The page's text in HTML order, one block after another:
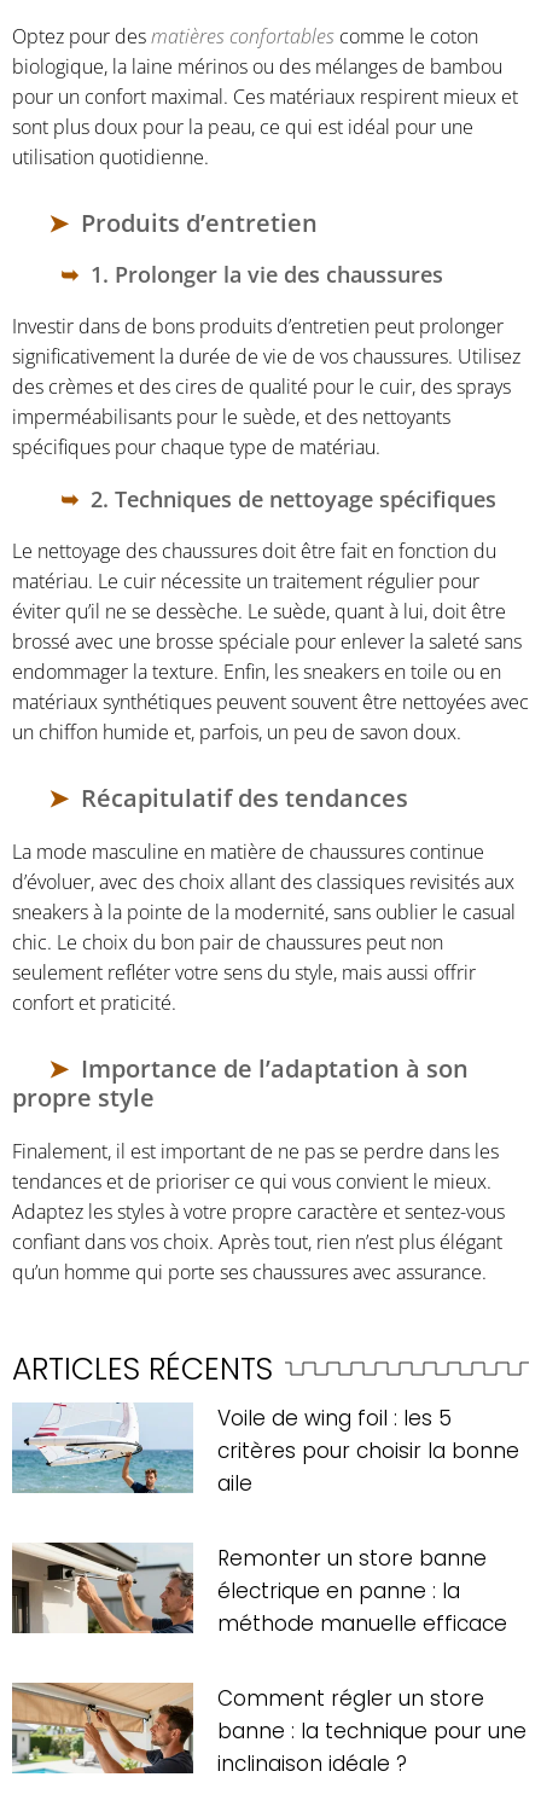
Optez pour desmatières confortables comme le coton
biologique, la laine mérinos ou des mélanges de bambou
pour un confort maximal. Ces matériaux respirent mieux et
sont plus doux pour la peau, ce qui est idéal pour une
utilisation quotidienne.
Produits d’entretien
1. Prolonger la vie des chaussures
Investir dans de bons produits d’entretien peut prolonger
significativement la durée de vie de vos chaussures. Utilisez
des crèmes et des cires de qualité pour le cuir, des sprays
imperméabilisants pour le suède, et des nettoyants
spécifiques pour chaque type de matériau.
2. Techniques de nettoyage spécifiques
Le nettoyage des chaussures doit être fait en fonction du
matériau. Le cuir nécessite un traitement régulier pour
éviter qu’il ne se dessèche. Le suède, quant à lui, doit être
brossé avec une brosse spéciale pour enlever la saleté sans
endommager la texture. Enfin, les sneakers en toile ou en
matériaux synthétiques peuvent souvent être nettoyées avec
un chiffon humide et, parfois, un peu de savon doux.
Récapitulatif des tendances
La mode masculine en matière de chaussures continue
d’évoluer, avec des choix allant des classiques revisités aux
sneakers à la pointe de la modernité, sans oublier le casual
chic. Le choix du bon pair de chaussures peut non
seulement refléter votre sens du style, mais aussi offrir
confort et praticité.
Importance de l’adaptation à son
propre style
Finalement, il est important de ne pas se perdre dans les
tendances et de prioriser ce qui vous convient le mieux.
Adaptez les styles à votre propre caractère et sentez-vous
confiant dans vos choix. Après tout, rien n’est plus élégant
qu’un homme qui porte ses chaussures avec assurance.
ARTICLES RÉCENTS
Voile de wing foil : les 5
critères pour choisir la bonne
aile
Remonter un store banne
électrique en panne : la
méthode manuelle efficace
Comment régler un store
banne : la technique pour une
inclinaison idéale ?